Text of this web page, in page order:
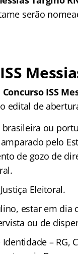
serão
Concurso ISS
edital de
ou
pelo
de gozo de
Eleitoral.
estar em
ou de
– RG,